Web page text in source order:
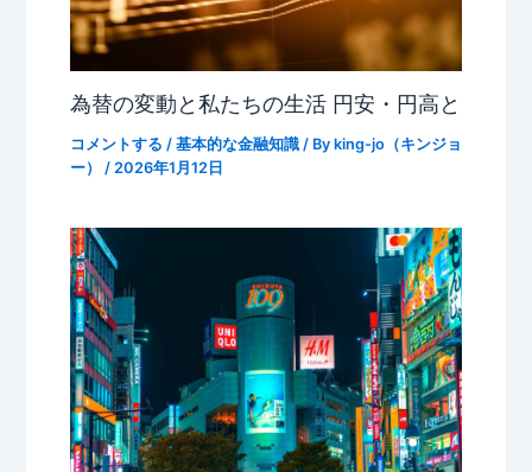
為替の変動と私たちの生活 円安・円高と
コメントする / 基本的な金融知識/ By king-jo（キンジョ
ー） / 2026年1月12日